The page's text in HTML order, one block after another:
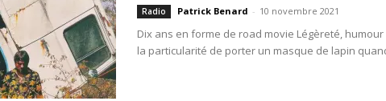
Radio Patrick Benard - 10 novembre 2021
Dix ans en forme de road movie Légèreté,
la particularité de porter un masque de lapin